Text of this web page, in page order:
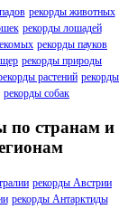
рекорды животных
рекорды лошадей
рекорды пауков
рекорды природы
растений рекорды
рекорды собак
по странам и
рекорды Австрии
рекорды Антарктиды